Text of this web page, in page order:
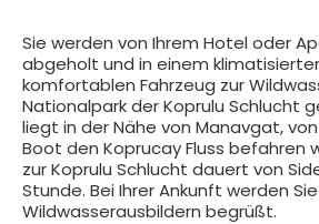
Sie werden von Ihrem Hotel oder
abgeholt und in einem
komfortablen Fahrzeug zur
Nationalpark der Koprulu Schlucht
liegt in der Nähe von Manavgat,
Boot den Koprucay Fluss befahren
zur Koprulu Schlucht dauert von
Stunde. Bei Ihrer Ankunft werden
Wildwasserausbildern begrüßt.